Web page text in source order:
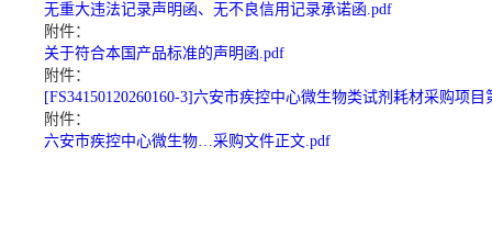
无重大违法记录声明函、无不良信用记录承诺函.pdf
附件：
关于符合本国产品标准的声明函.pdf
附件：
[FS34150120260160-3]六安市疾控中心微生物类试剂耗材采购项
附件：
六安市疾控中心微生物…采购文件正文.pdf